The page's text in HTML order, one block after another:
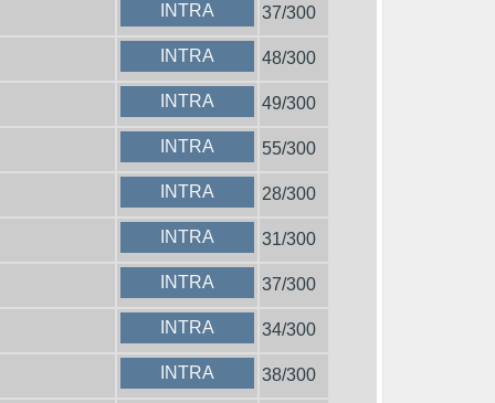
INTRA 37/300
INTRA 48/300
INTRA 49/300
INTRA 55/300
INTRA 28/300
INTRA 31/300
INTRA 37/300
INTRA 34/300
INTRA 38/300